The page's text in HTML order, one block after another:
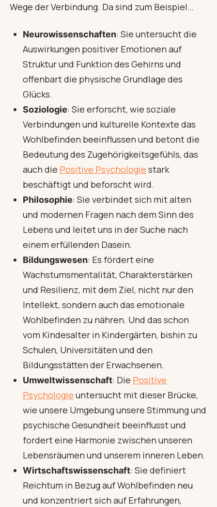
Wege der Verbindung. Da sind zum Beispiel…
Neurowissenschaften: Sie untersucht die
Auswirkungen positiver Emotionen auf
Struktur und Funktion des Gehirns und
offenbart die physische Grundlage des
Glücks.
Soziologie: Sie erforscht, wie soziale
Verbindungen und kulturelle Kontexte das
Wohlbefinden beeinflussen und betont die
Bedeutung des Zugehörigkeitsgefühls, das
auch die Positive Psychologie stark
beschäftigt und beforscht wird.
Philosophie: Sie verbindet sich mit alten
und modernen Fragen nach dem Sinn des
Lebens und leitet uns in der Suche nach
einem erfüllenden Dasein.
Bildungswesen: Es fördert eine
Wachstumsmentalität, Charakterstärken
und Resilienz, mit dem Ziel, nicht nur den
Intellekt, sondern auch das emotionale
Wohlbefinden zu nähren. Und das schon
vom Kindesalter in Kindergärten, bishin zu
Schulen, Universitäten und den
Bildungsstätten der Erwachsenen.
Umweltwissenschaft: Die Positive
Psychologie untersucht mit dieser Brücke,
wie unsere Umgebung unsere Stimmung und
psychische Gesundheit beeinflusst und
fordert eine Harmonie zwischen unseren
Lebensräumen und unserem inneren Leben.
Wirtschaftswissenschaft: Sie definiert
Reichtum in Bezug auf Wohlbefinden neu
und konzentriert sich auf Erfahrungen,